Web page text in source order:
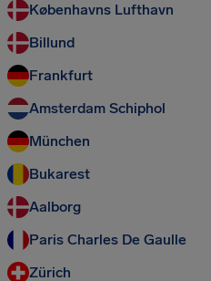
Københavns Lufthavn
Billund
Frankfurt
Amsterdam Schiphol
München
Bukarest
Aalborg
Paris Charles De Gaulle
Zürich